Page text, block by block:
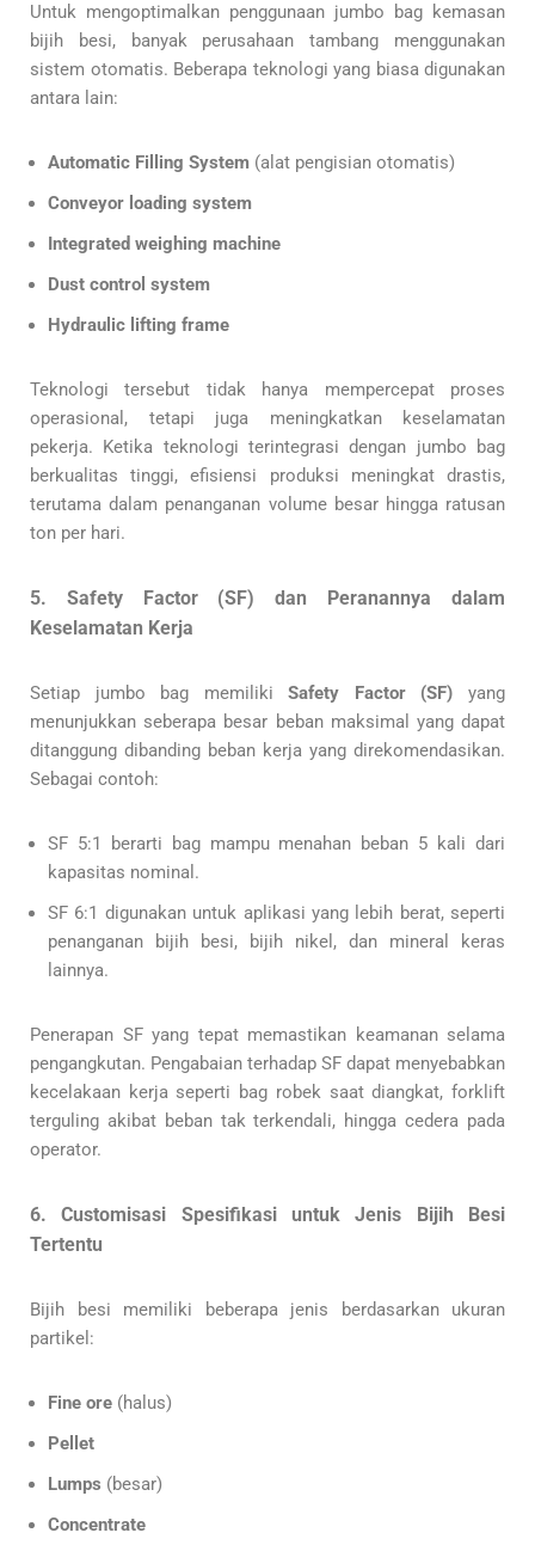
Untuk mengoptimalkan penggunaan jumbo bag kemasan
bijih besi, banyak perusahaan tambang menggunakan
sistem otomatis. Beberapa teknologi yang biasa digunakan
antara lain:
Automatic Filling System (alat pengisian otomatis)
Conveyor loading system
Integrated weighing machine
Dust control system
Hydraulic lifting frame
Teknologi tersebut tidak hanya mempercepat proses
operasional, tetapi juga meningkatkan keselamatan
pekerja. Ketika teknologi terintegrasi dengan jumbo bag
berkualitas tinggi, efisiensi produksi meningkat drastis,
terutama dalam penanganan volume besar hingga ratusan
ton per hari.
5. Safety Factor (SF) dan Peranannya dalam
Keselamatan Kerja
Setiap jumbo bag memilikiSafety Factor (SF) yang
menunjukkan seberapa besar beban maksimal yang dapat
ditanggung dibanding beban kerja yang direkomendasikan.
Sebagai contoh:
SF 5:1 berarti bag mampu menahan beban 5 kali dari
kapasitas nominal.
SF 6:1 digunakan untuk aplikasi yang lebih berat, seperti
penanganan bijih besi, bijih nikel, dan mineral keras
lainnya.
Penerapan SF yang tepat memastikan keamanan selama
pengangkutan. Pengabaian terhadap SF dapat menyebabkan
kecelakaan kerja seperti bag robek saat diangkat, forklift
terguling akibat beban tak terkendali, hingga cedera pada
operator.
6. Customisasi Spesifikasi untuk Jenis Bijih Besi
Tertentu
Bijih besi memiliki beberapa jenis berdasarkan ukuran
partikel:
Fine ore (halus)
Pellet
Lumps (besar)
Concentrate